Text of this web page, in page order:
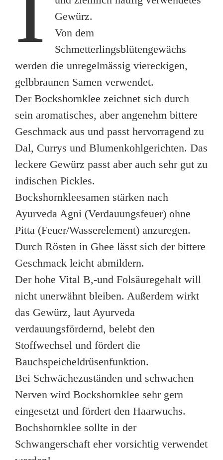
Gewürz.
Von dem
Schmetterlingsblütengewächs
werden die unregelmässig viereckigen,
gelbbraunen Samen verwendet.
Der Bockshornklee zeichnet sich durch
sein aromatisches, aber angenehm bittere
Geschmack aus und passt hervorragend zu
Dal, Currys und Blumenkohlgerichten. Das
leckere Gewürz passt aber auch sehr gut zu
indischen Pickles.
Bockshornkleesamen stärken nach
Ayurveda Agni (Verdauungsfeuer) ohne
Pitta (Feuer/Wasserelement) anzuregen.
Durch Rösten in Ghee lässt sich der bittere
Geschmack leicht abmildern.
Der hohe Vital B,-und Folsäuregehalt will
nicht unerwähnt bleiben. Außerdem wirkt
das Gewürz, laut Ayurveda
verdauungsfördernd, belebt den
Stoffwechsel und fördert die
Bauchspeicheldrüsenfunktion.
Bei Schwächezuständen und schwachen
Nerven wird Bockshornklee sehr gern
eingesetzt und fördert den Haarwuchs.
Bochshornklee sollte in der
Schwangerschaft eher vorsichtig verwendet